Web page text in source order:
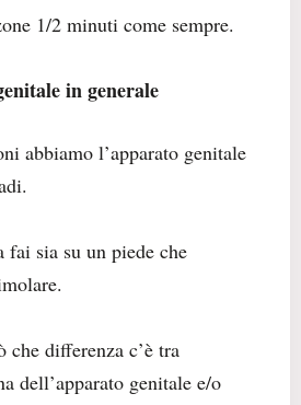
1/2 minuti come sempre.
in generale
abbiamo l’apparato genitale
fai sia su un piede che
differenza c’è tra
dell’apparato genitale e/o